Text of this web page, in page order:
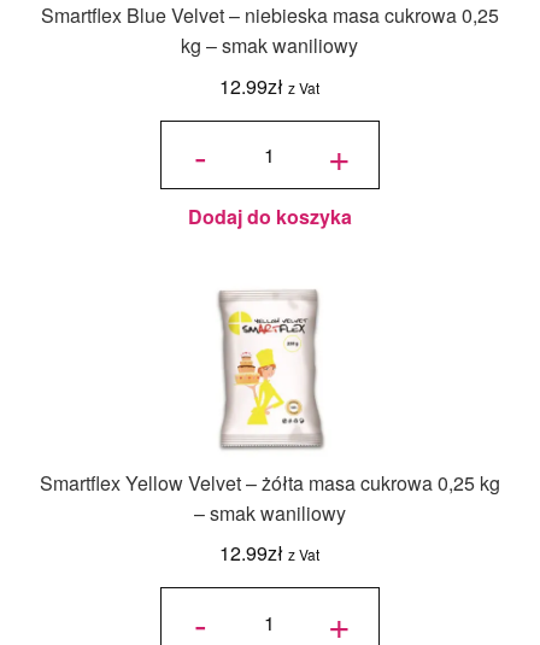
Smartflex Blue Velvet – niebieska masa cukrowa 0,25
kg – smak waniliowy
12.99zł z Vat
-
ilość
Velvet –
niebieska
cukrowa
0,25 kg –
waniliowy
+
Dodaj do koszyka
Smartflex Yellow Velvet – żółta masa cukrowa 0,25 kg
– smak waniliowy
12.99zł z Vat
-
ilość
Velvet –
żółta +